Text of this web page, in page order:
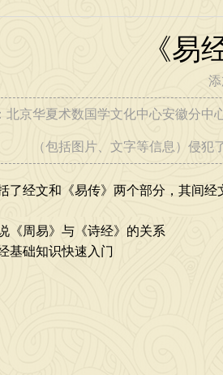
，弘扬中华优秀传统文化，传播正
统文化 [2026-07-02]
《易
北京华夏术数国学文化中心安徽分
（包括图片、文字等信息）侵犯
了经文和《易传》两个部分，其间
《周易》与《诗经》的关系
基础知识快速入门